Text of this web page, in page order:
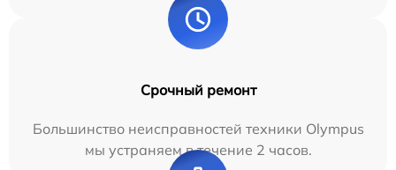
Срочный ремонт
Большинство неисправностей техники Olympus
мы устраняем в течение 2 часов.